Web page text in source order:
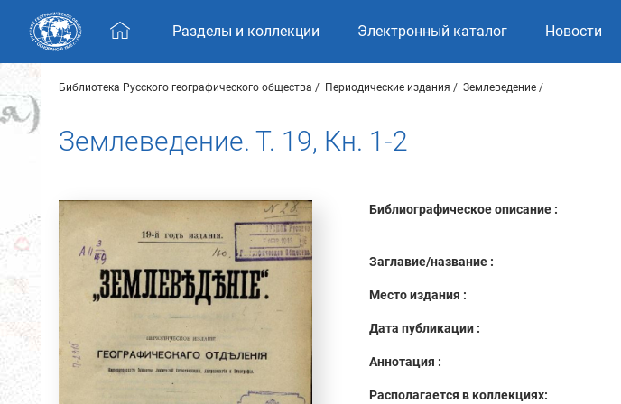
Skip navigation
Разделы и коллекции Электронный каталог Новости
Библиотека Русского географического общества Периодические издания Землеведение
Землеведение. Т. 19, Кн. 1-2
Библиографическое описание :
Заглавие/название :
Место издания :
Дата публикации :
Аннотация :
Располагается в коллекциях: